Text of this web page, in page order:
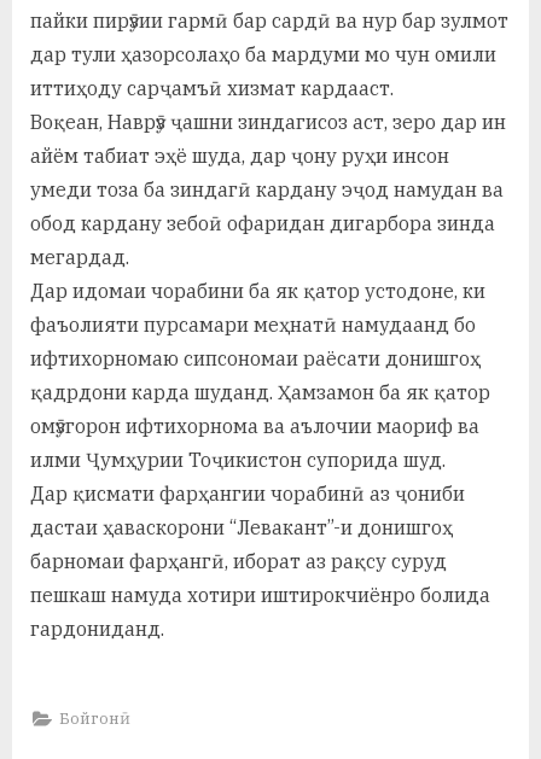
пайки пирӯзии гармӣ бар сардӣ ва нур бар зулмот
дар тули ҳазорсолаҳо ба мардуми мо чун омили
иттиҳоду сарҷамъӣ хизмат кардааст.
Воқеан, Наврӯз ҷашни зиндагисоз аст, зеро дар ин
айём табиат эҳё шуда, дар ҷону руҳи инсон
умеди тоза ба зиндагӣ кардану эҷод намудан ва
обод кардану зебоӣ офаридан дигарбора зинда
мегардад.
Дар идомаи чорабини ба як қатор устодоне, ки
фаъолияти пурсамари меҳнатӣ намудаанд бо
ифтихорномаю сипсономаи раёсати донишгоҳ
қадрдони карда шуданд. Ҳамзамон ба як қатор
омӯзгорон ифтихорнома ва аълочии маориф ва
илми Ҷумҳурии Тоҷикистон супорида шуд.
Дар қисмати фарҳангии чорабинӣ аз ҷониби
дастаи ҳаваскорони “Левакант”-и донишгоҳ
барномаи фарҳангӣ, иборат аз рақсу суруд
пешкаш намуда хотири иштирокчиёнро болида
гардониданд.
Бойгонӣ